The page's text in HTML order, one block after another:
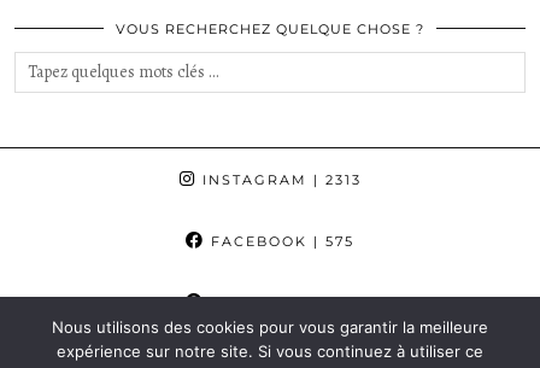
VOUS RECHERCHEZ QUELQUE CHOSE ?
INSTAGRAM | 2313
FACEBOOK | 575
PINTEREST| 862
© 2015-2025 AURORE, ETC...
Nous utilisons des cookies pour vous garantir la meilleure
expérience sur notre site. Si vous continuez à utiliser ce